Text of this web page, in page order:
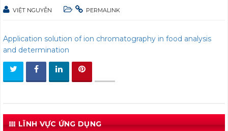
VIỆT NGUYỄN PERMALINK
Application solution of ion chromatography in food analysis
and determination
LĨNH VỰC ỨNG DỤNG